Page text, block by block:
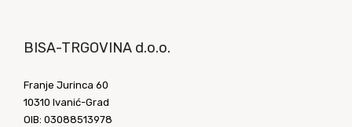
BISA-TRGOVINA d.o.o.
Franje Jurinca 60
10310 Ivanić-Grad
OIB: 03088513978